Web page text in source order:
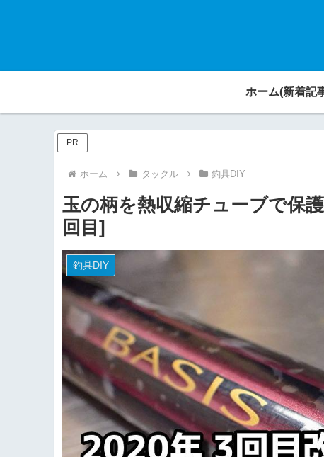
ホーム(新着記
PR
ホーム タックル 釣具DIY
玉の柄を熱収縮チューブで保
回目]
釣具DIY